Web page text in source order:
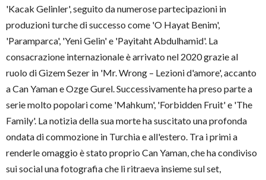
'Kacak Gelinler', seguito da numerose partecipazioni in
produzioni turche di successo come 'O Hayat Benim',
'Paramparca', 'Yeni Gelin' e 'Payitaht Abdulhamid'. La
consacrazione internazionale è arrivato nel 2020 grazie al
ruolo di Gizem Sezer in 'Mr. Wrong – Lezioni d'amore', accanto
a Can Yaman e Ozge Gurel. Successivamente ha preso parte a
serie molto popolari come 'Mahkum', 'Forbidden Fruit' e 'The
Family'. La notizia della sua morte ha suscitato una profonda
ondata di commozione in Turchia e all'estero. Tra i primi a
renderle omaggio è stato proprio Can Yaman, che ha condiviso
sui social una fotografia che li ritraeva insieme sul set,